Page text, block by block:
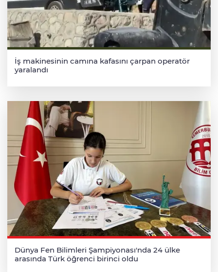
İş makinesinin camına kafasını çarpan operatör
yaralandı
Dünya Fen Bilimleri Şampiyonası'nda 24 ülke
arasında Türk öğrenci birinci oldu